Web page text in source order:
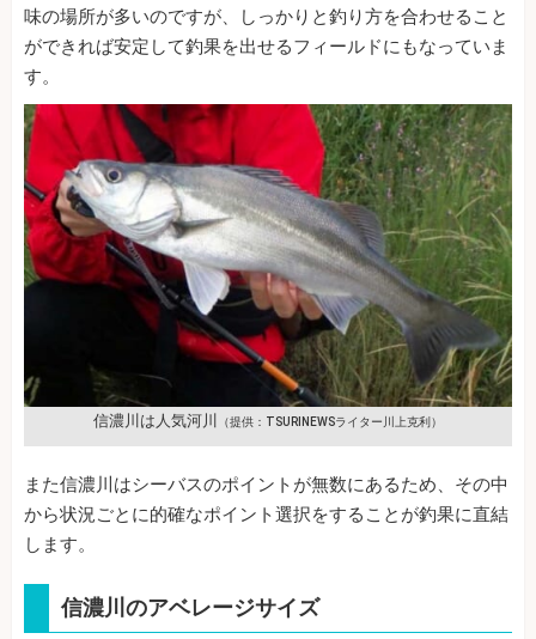
味の場所が多いのですが、しっかりと釣り方を合わせること
ができれば安定して釣果を出せるフィールドにもなっていま
す。
信濃川は人気河川 （提供：TSURINEWSライター川上克利）
また信濃川はシーバスのポイントが無数にあるため、その中
から状況ごとに的確なポイント選択をすることが釣果に直結
します。
信濃川のアベレージサイズ